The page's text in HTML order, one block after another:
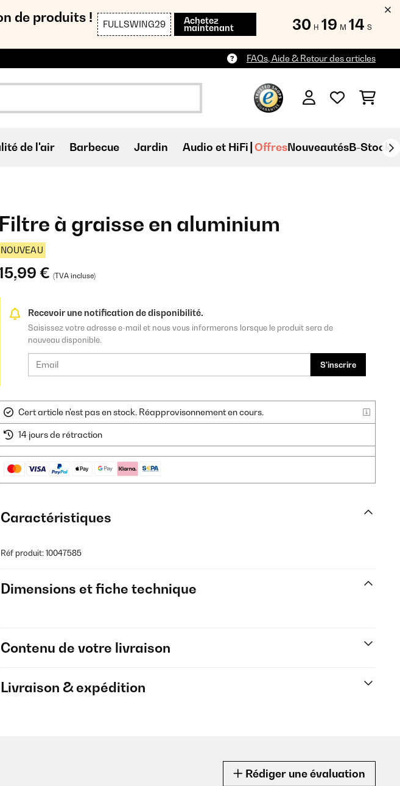
de produits ! FULLSWING29 Achetez
maintenant 30 H 19 M 13 S
FAQs, Aide & Retour des articles
de l'air Barbecue Jardin Audio et HiFi OffresNouveautésB-Stock
Filtre à graisse en aluminium
NOUVEAU
€ (TVA incluse)
Recevoir une notification de disponibilité.
Saisissez votre adresse e-mail et nous vous informerons lorsque le produit sera de
nouveau disponible.
S'inscrire
Cert article n'est pas en stock. Réapprovisonnement en cours.
14 jours de rétraction
Caractéristiques
Réf produit: 10047585
Dimensions et fiche technique
Contenu de votre livraison
Livraison & expédition
Rédiger une évaluation